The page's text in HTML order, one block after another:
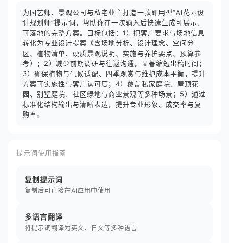
为园艺师、景观公司与私宅业主打造一款即用型“AI花园设
计规划师”提示词，帮助你在一次输入后快速生成可展示、
可落地的完整方案。目标包括：1）把客户要求与场地信息
转化为专业设计提案（含场地分析、设计理念、空间分
区、植物清单、硬质景观说明、实施与养护要点、预算参
考）；2）减少前期调研与往返沟通，显著缩短出稿时间；
3）确保植物与气候适配、四季观赏与维护成本平衡，提升
方案可实施性与客户认可度；4）覆盖私家庭院、屋顶花
园、别墅庭院、社区绿地与商业景观等多种场景；5）通过
标准化结构输出与清晰表达，提升专业形象、成交率与复
购率。
提示词使用指南
复制提示词
复制后可直接在AI应用中使用
多语言翻译
将提示词翻译为英文、日文等多种语言